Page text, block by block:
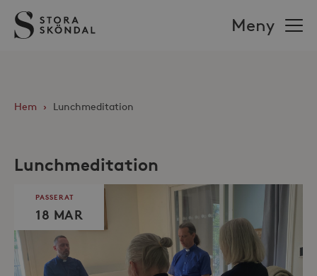
Stora
Sköndal
Meny
Hem › Lunchmeditation
Lunchmeditation
PASSERAT
18 MAR